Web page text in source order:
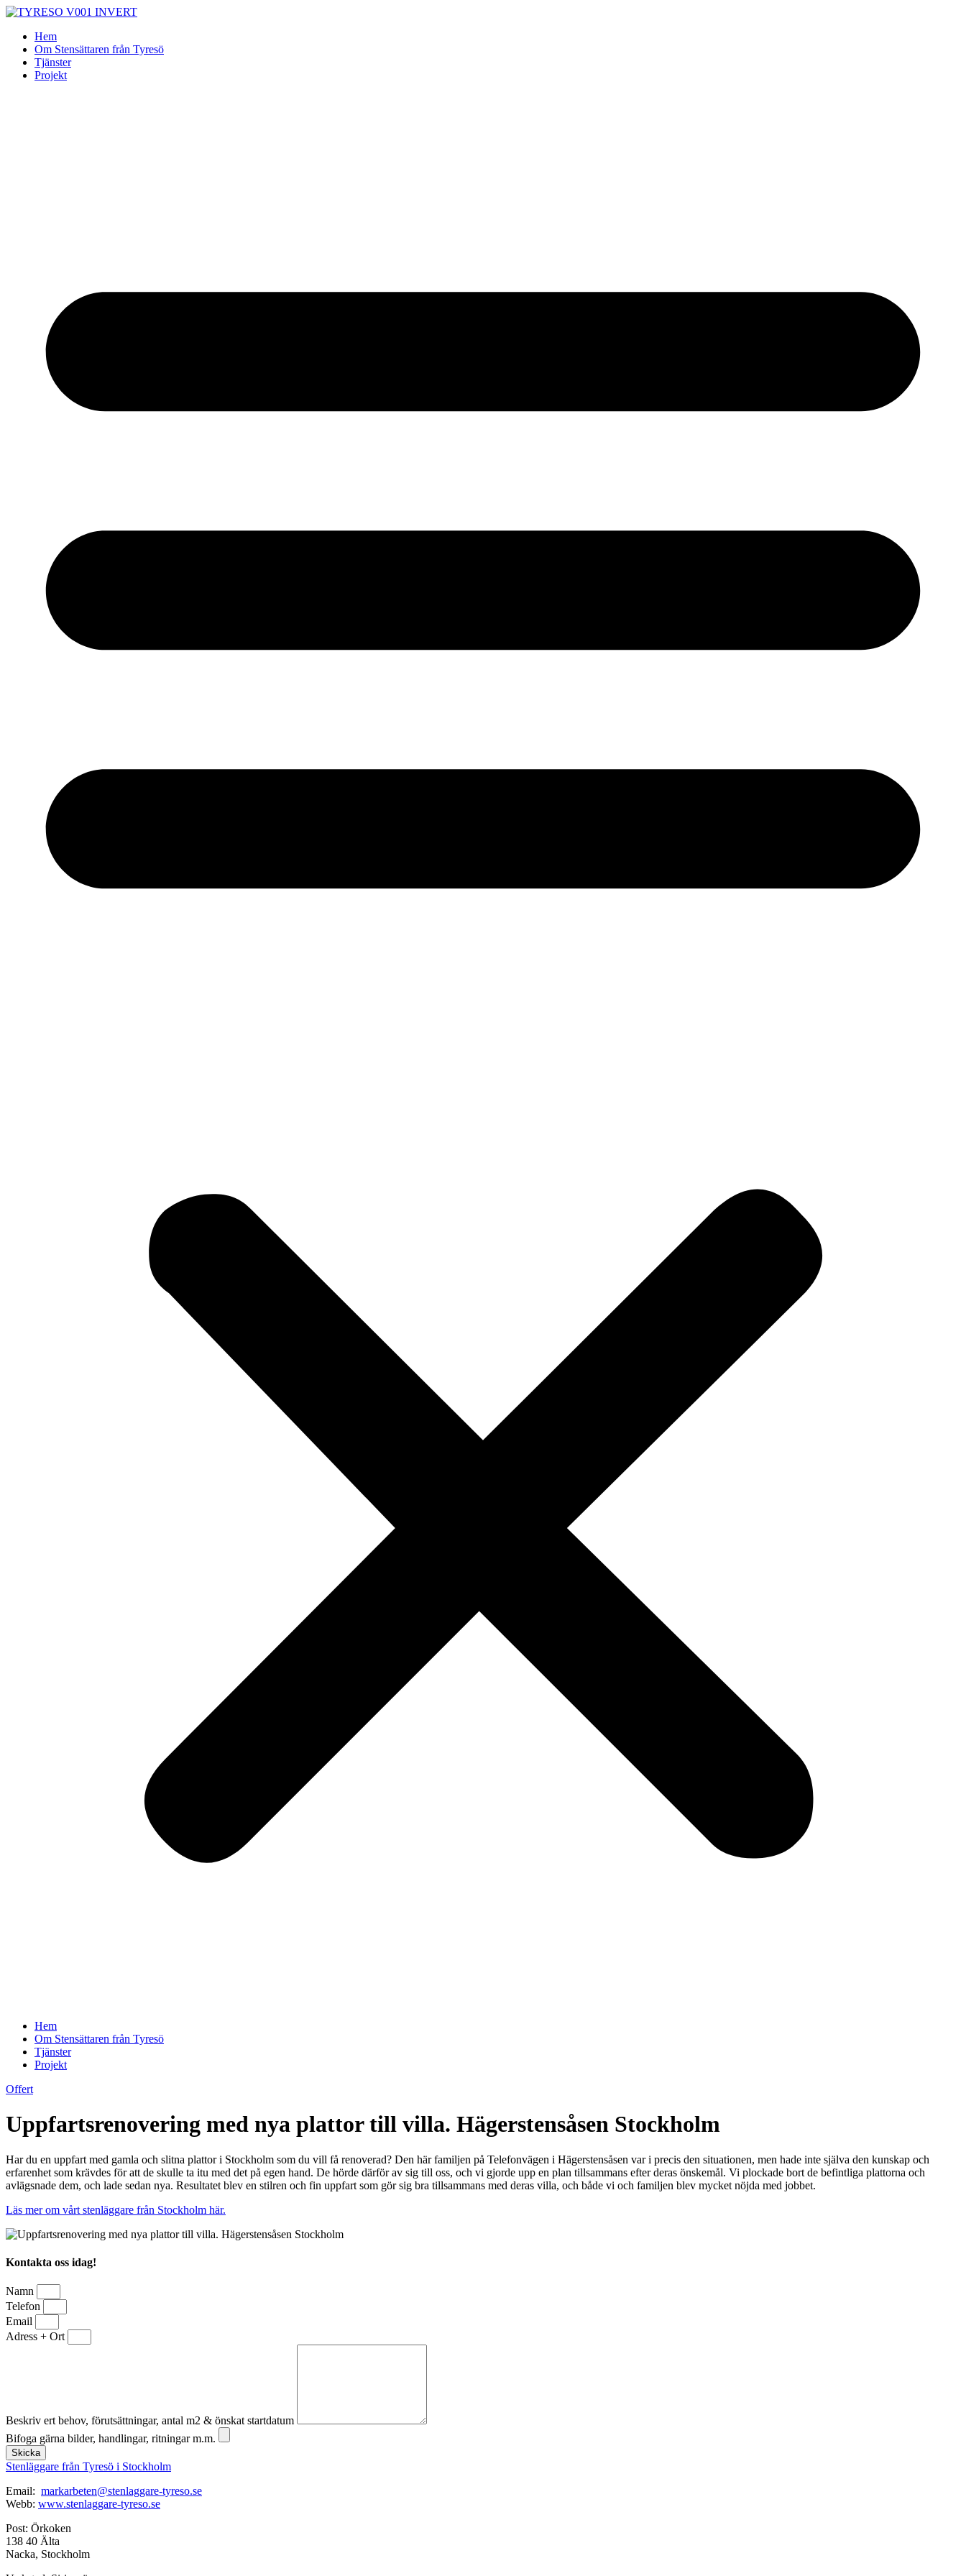
Skip
contentHem
Om Stensättaren från Tyresö
Tjänster
Projekt
Hem
Om Stensättaren från Tyresö
Tjänster
Projekt
Offert
Uppfartsrenovering med nya plattor till villa. Hägerstensåsen Stockholm
Har du en uppfart med gamla och slitna plattor i Stockholm som du vill få renoverad? Den här familjen på Telefonvägen i Hägerstensåsen var i precis den situationen, men hade inte själva den kunskap och
erfarenhet som krävdes för att de skulle ta itu med det på egen hand. De hörde därför av sig till oss, och vi gjorde upp en plan tillsammans efter deras önskemål. Vi plockade bort de befintliga plattorna och
avlägsnade dem, och lade sedan nya. Resultatet blev en stilren och fin uppfart som gör sig bra tillsammans med deras villa, och både vi och familjen blev mycket nöjda med jobbet.
Läs mer om vårt stenläggare från Stockholm här.
Kontakta oss idag!
Namn
Telefon
Email
Adress + Ort
Beskriv ert behov, förutsättningar, antal m2 & önskat startdatum
Bifoga gärna bilder, handlingar, ritningar m.m.
Skicka
Stenläggare från Tyresö i Stockholm
Email: markarbeten@stenlaggare-tyreso.se
Webb: www.stenlaggare-tyreso.se
Post: Örkoken
138 40 Älta
Nacka, Stockholm